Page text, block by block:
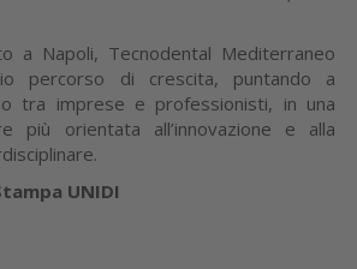
a Napoli, Tecnodental Mediterraneo
percorso di crescita, puntando a
tra imprese e professionisti, in una
più orientata all’innovazione e alla
UNIDI